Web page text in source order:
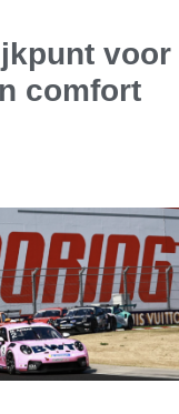
voor
comfort